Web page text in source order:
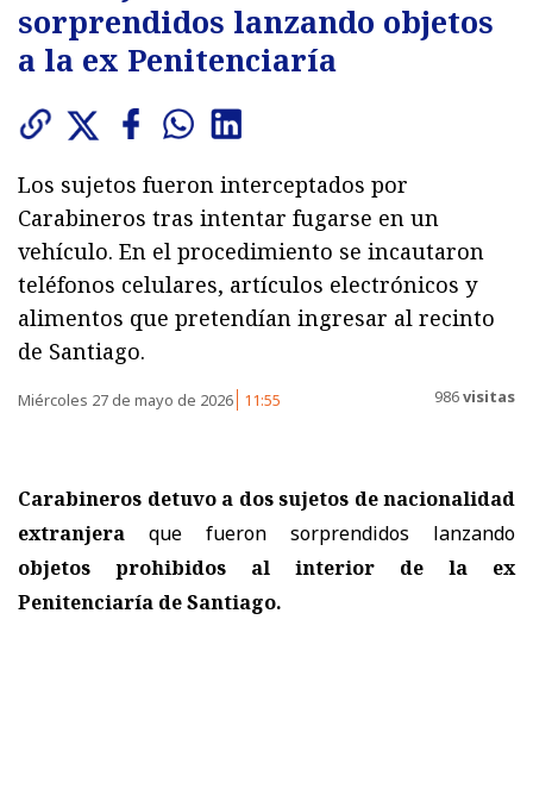
sorprendidos lanzando objetos
a la ex Penitenciaría
Los sujetos fueron interceptados por
Carabineros tras intentar fugarse en un
vehículo. En el procedimiento se incautaron
teléfonos celulares, artículos electrónicos y
alimentos que pretendían ingresar al recinto
de Santiago.
Miércoles 27 de mayo de 2026 11:55 986visitas
Carabineros detuvo a dos sujetos de nacionalidad
extranjera que fueron sorprendidos lanzando
objetos prohibidos al interior de la ex
Penitenciaría de Santiago.